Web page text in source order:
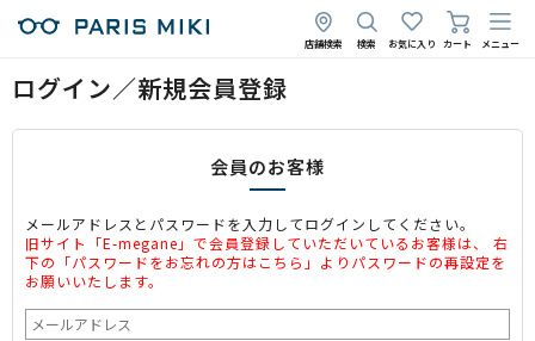
店舗検索 検索 お気に入り カート メニュー
ログイン／新規会員登録
会員のお客様
メールアドレスとパスワードを入力してログインしてください。
旧サイト「E-megane」で会員登録していただいているお客様は、 右
下の「パスワードをお忘れの方はこちら」よりパスワードの再設定を
お願いいたします。